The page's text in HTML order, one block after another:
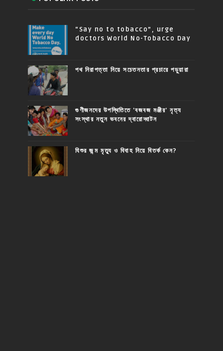
“Say no to tobacco”, urge
doctors World No-Tobacco Day
পথ নিরাপত্তা নিয়ে সচেতনতার প্রচারে পড়ুয়ারা
গুণীজনদের উপস্থিতিতে 'বজবজ মঞ্জীর' নৃত্য
সংস্থার নতুন ভবনের দ্বারোদ্ঘাটন
যিশুর জন্ম মৃত্যু ও বিবাহ নিয়ে বিতর্ক কেন?